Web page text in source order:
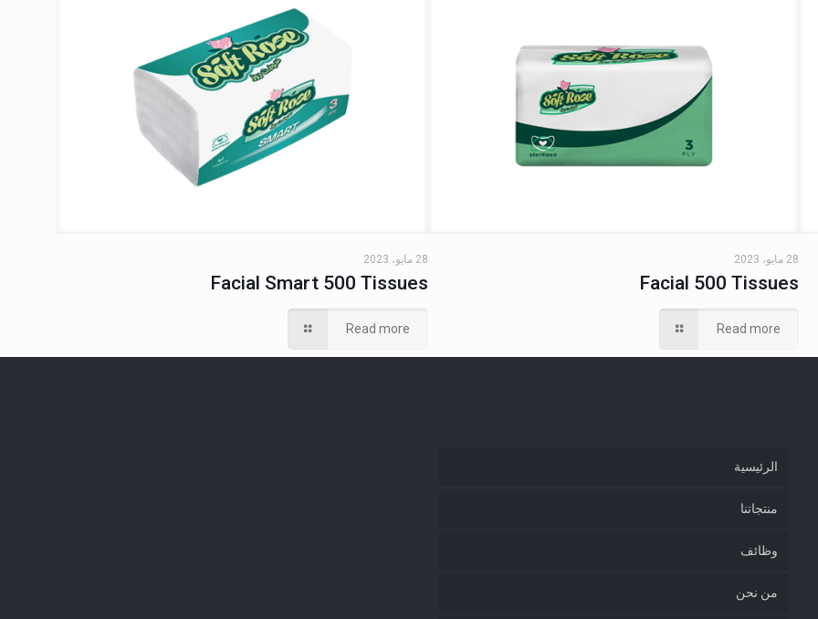
28 مايو، 2023
Facial 500 Tissues
Read more
28 مايو، 2023
Facial Smart 500 Tissues
Read more
الرئيسية
منتجاتنا
وظائف
من نحن